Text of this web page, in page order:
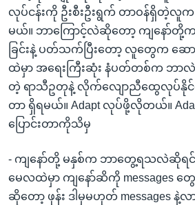
လုပ်ငန်းကို ဦးစီးဦးရွက် တာဝန်ရှိတဲ့
မယ်။ ဘာကြောင့်လဲဆိုတော့ ကျနော်တို့က
ခြင်းနဲ့ ပတ်သက်ပြီးတော့ လူတွေက ဆ
ထဲမှာ အရေးကြီးဆုံး နံပတ်တစ်က ဘာလဲ
တဲ့ ရာသီဥတုနဲ့ လိုက်လျောညီထွေလုပ်နိုင်ရ
တာ ရှိရမယ်။ Adapt လုပ်ဖို့လိုတယ်။
ပြောင်းတာကိုသိမှ
- ကျနော်တို့ မနှစ်က ဘာတွေ့ရသလဲဆို
မေလထဲမှာ ကျနော်ဆိကို messages တွ
ဆိုတော့ ဖုန်း ဒါမှမဟုတ် messages